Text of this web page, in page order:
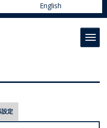
English
設定